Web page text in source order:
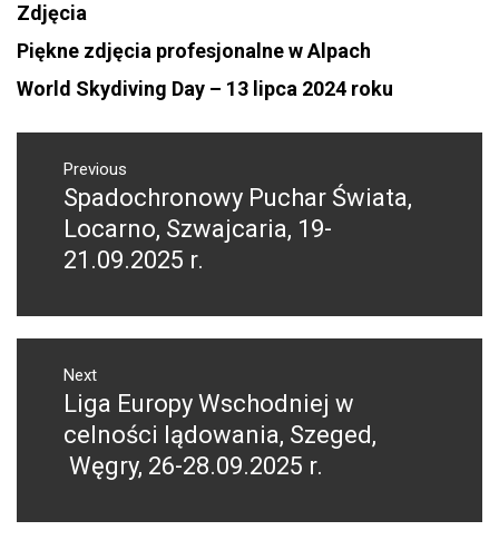
Zdjęcia
Piękne zdjęcia profesjonalne w Alpach
World Skydiving Day – 13 lipca 2024 roku
NAWIGACJA
WPISUPrevious
Previous
post:
Spadochronowy Puchar Świata,
Locarno, Szwajcaria, 19-
21.09.2025 r.
Next
Next
post:
Liga Europy Wschodniej w
celności lądowania, Szeged,
Węgry, 26-28.09.2025 r.